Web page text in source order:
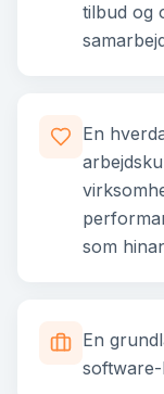
tilbud og
En
som
En